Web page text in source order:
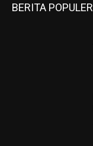
BERITA POPULER